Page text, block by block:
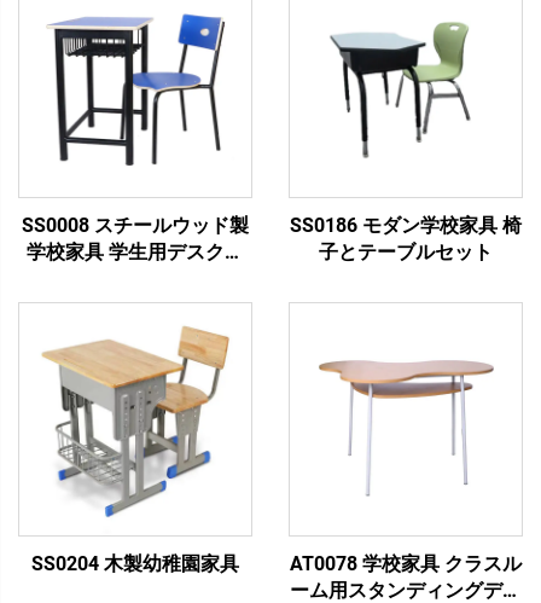
SS0008 スチールウッド製
学校家具 学生用デスクチ
SS0186 モダン学校家具 椅
子とテーブルセット
SS0204 木製幼稚園家具
AT0078 学校家具 クラスル
ーム用スタンディングデス